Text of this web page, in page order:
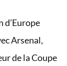
d’Europe
Arsenal,
de la Coupe